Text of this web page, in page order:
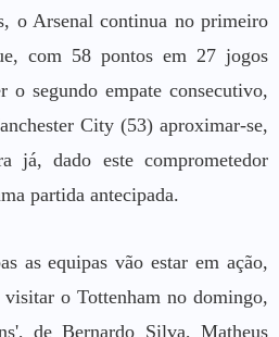
o Arsenal continua no primeiro
com 58 pontos em 27 jogos
o segundo empate consecutivo,
City (53) aproximar-se,
já, dado este comprometedor
partida antecipada.
as equipas vão estar em ação,
o Tottenham no domingo,
de Bernardo Silva, Matheus